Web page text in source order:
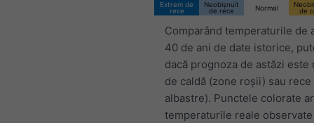
Extrem de
rece
Neobișnuit
de rece
Normal
de
Comparând temperaturile de
40 de ani de date istorice,
dacă prognoza de astăzi este
de caldă (zone roșii) sau rece
albastre). Punctele colorate
temperaturile reale